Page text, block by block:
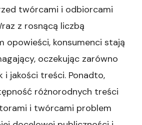
twórcami i odbiorcami
z rosnącą liczbą
opowieści, konsumenci stają
oczekując zarówno
i jakości treści. Ponadto,
różnorodnych treści
i twórcami problem